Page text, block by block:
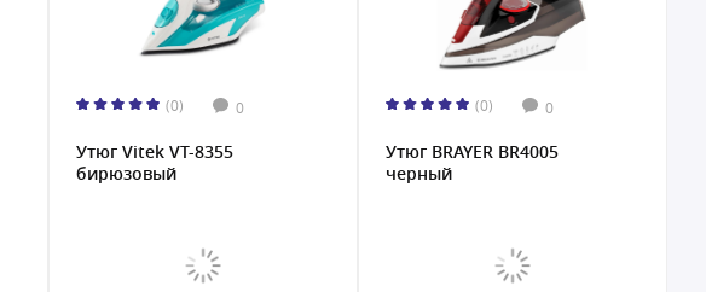
(0) 0
Утюг Vitek VT-8355
бирюзовый
(0) 0
Утюг BRAYER BR4005
черный